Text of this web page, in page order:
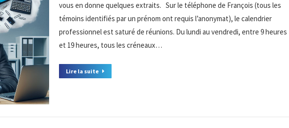
vous en donne quelques extraits. Sur le téléphone de François (tous les
témoins identifiés par un prénom ont requis l’anonymat), le calendrier
professionnel est saturé de réunions. Du lundi au vendredi, entre 9 heures
et 19 heures, tous les créneaux…
Lire la suite